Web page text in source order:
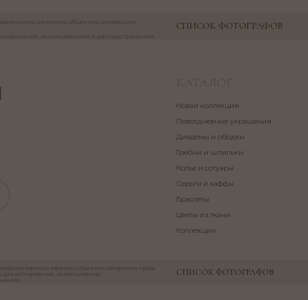
являются объектом авторского права
копирования, использования
СПИСОК ФОТОГРАФОВ
КАТАЛОГ
Новая коллекция
Повседневные украшения
Диадемы и ободки
Гребни и шпильки
Колье и сотуары
Серьги и каффы
Браслеты
Коллекции
Цветы из ткани